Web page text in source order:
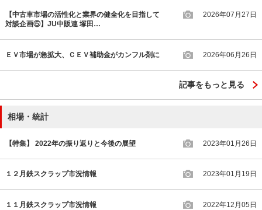
【中古車市場の活性化と業界の健全化を目指して
対談企画⑤】JU中販連 塚田…
2026年07月27日
ＥＶ市場が急拡大、ＣＥＶ補助金がカンフル剤に 2026年06月26日
記事をもっと見る
相場・統計
【特集】 2022年の振り返りと今後の展望 2023年01月26日
１２月鉄スクラップ市況情報 2023年01月19日
１１月鉄スクラップ市況情報 2022年12月05日